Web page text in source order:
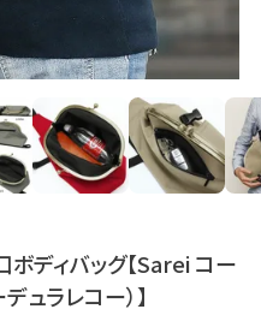
ボディバッグ【Sarei コー
ュラレコー）】